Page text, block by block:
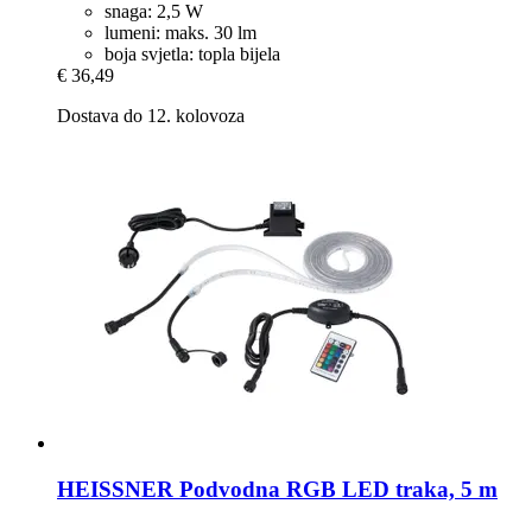
snaga: 2,5 W
lumeni: maks. 30 lm
boja svjetla: topla bijela
€ 36,49
Dostava do 12. kolovoza
HEISSNER Podvodna RGB LED traka, 5 m